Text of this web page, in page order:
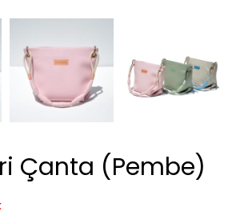
Çanta (Pembe)